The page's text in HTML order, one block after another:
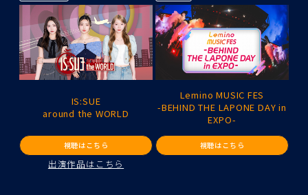
IS:SUE
around the WORLD
視聴はこちら
出演作品はこちら
Lemino MUSIC FES
-BEHIND THE LAPONE DAY in
EXPO-
視聴はこちら